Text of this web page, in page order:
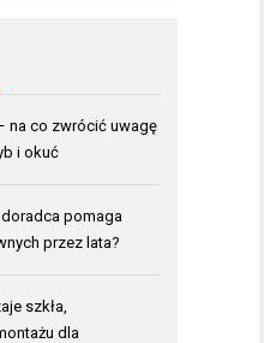
na co zwrócić uwagę
i okuć
pomaga
przez lata?
szkła,
dla